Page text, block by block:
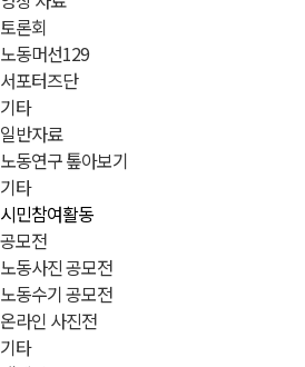
토론회
노동머선129
서포터즈단
기타
일반자료
노동연구 톺아보기
기타
시민참여활동
공모전
노동사진 공모전
노동수기 공모전
온라인 사진전
기타